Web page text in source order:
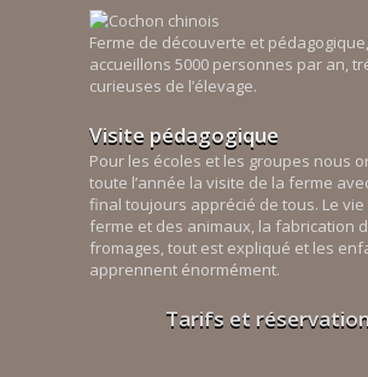
Ferme de découverte et
accueillons 5000 personnes par an,
curieuses de l’élevage.
Visite pédagogique
Pour les écoles et les groupes nous
toute l’année la visite de la ferme
final toujours apprécié de tous. Le vie
ferme et des animaux, la fabrication
fromages, tout est expliqué et les
apprennent énormément.
Tarifs et